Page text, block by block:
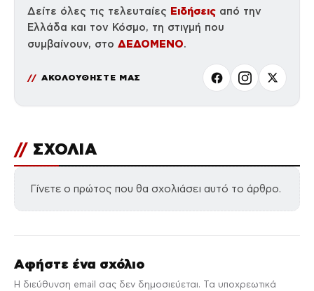
Δείτε όλες τις τελευταίες Ειδήσεις από την
Ελλάδα και τον Κόσμο, τη στιγμή που
συμβαίνουν, στο ΔΕΔΟΜΕΝΟ.
ΑΚΟΛΟΥΘΗΣΤΕ ΜΑΣ
// ΣΧΟΛΙΑ
Γίνετε ο πρώτος που θα σχολιάσει αυτό το άρθρο.
Αφήστε ένα σχόλιο
Η διεύθυνση email σας δεν δημοσιεύεται. Τα υποχρεωτικά